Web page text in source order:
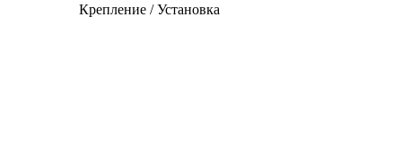
Крепление / Установка